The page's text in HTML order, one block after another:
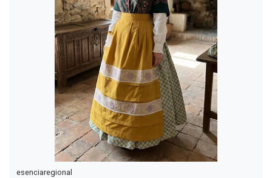
esenciaregional